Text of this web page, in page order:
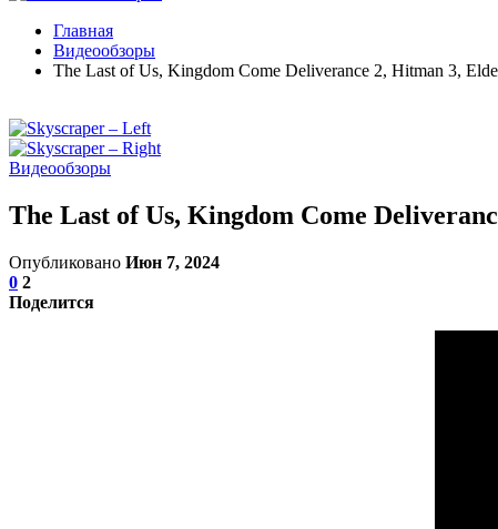
Главная
Видеообзоры
The Last of Us, Kingdom Come Deliverance 2, Hitman 3,
Видеообзоры
The Last of Us, Kingdom Come
Опубликовано Июн 7, 2024
0 2
Поделится